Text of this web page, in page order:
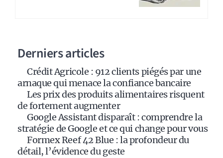
Derniers articles
Crédit Agricole : 912 clients piégés par une
arnaque qui menace la confiance bancaire
Les prix des produits alimentaires risquent
de fortement augmenter
Google Assistant disparaît : comprendre la
stratégie de Google et ce qui change pour vous
Formex Reef 42 Blue : la profondeur du
détail, l’évidence du geste